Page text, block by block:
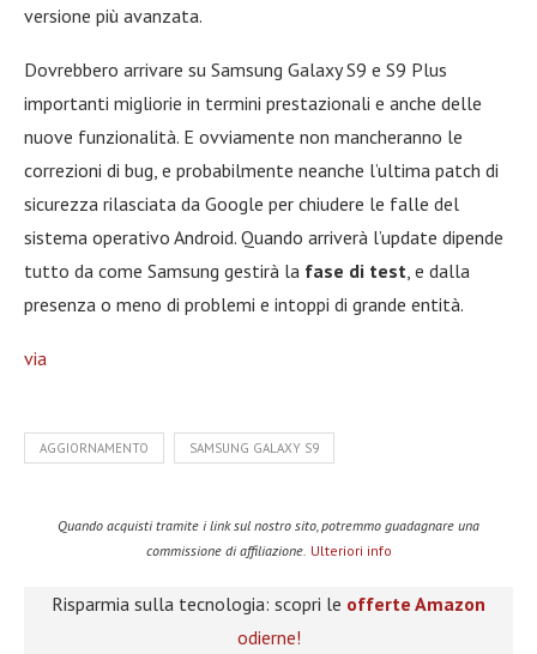
versione più avanzata.
Dovrebbero arrivare su Samsung Galaxy S9 e S9 Plus
importanti migliorie in termini prestazionali e anche delle
nuove funzionalità. E ovviamente non mancheranno le
correzioni di bug, e probabilmente neanche l’ultima patch di
sicurezza rilasciata da Google per chiudere le falle del
sistema operativo Android. Quando arriverà l’update dipende
tutto da come Samsung gestirà la fase di test , e dalla
presenza o meno di problemi e intoppi di grande entità.
via
AGGIORNAMENTO SAMSUNG GALAXY S9
Quando acquisti tramite i link sul nostro sito, potremmo guadagnare una
commissione di affiliazione. Ulteriori info
Risparmia sulla tecnologia: scopri le offerte Amazon
odierne!